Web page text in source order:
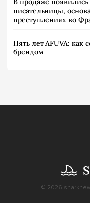
В продаже
писательницы,
преступлениях во
Пять лет AFUVA: как
брендом
© 2026